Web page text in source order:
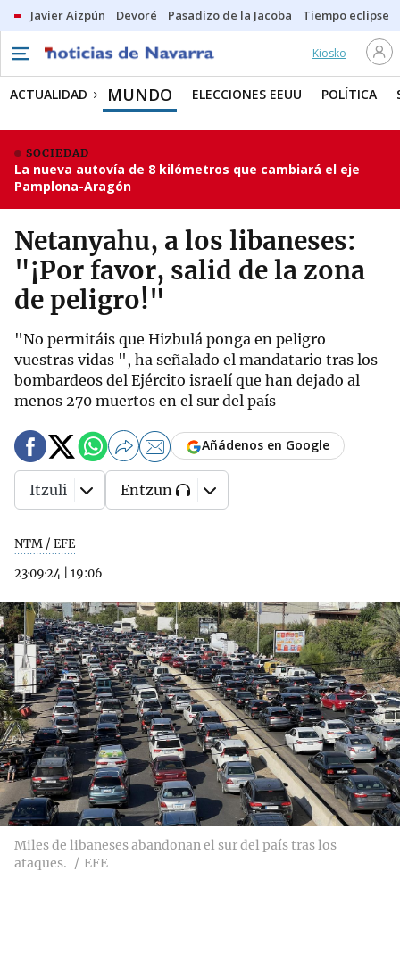
Javier Aizpún Devoré Pasadizo de la Jacoba Tiempo eclipse
Kiosko
ACTUALIDAD MUNDO ELECCIONES EEUU POLÍTICA
SOCIEDAD
La nueva autovía de 8 kilómetros que cambiará el eje
Pamplona-Aragón
Netanyahu, a los libaneses:
"¡Por favor, salid de la zona
de peligro!"
"No permitáis que Hizbulá ponga en peligro
vuestras vidas ", ha señalado el mandatario tras los
bombardeos del Ejército israelí que han dejado al
menos 270 muertos en el sur del país
NTM / EFE
23·09·24
19:06
Añádenos en Google
Itzuli Entzun
Miles de libaneses abandonan el sur del país tras los
ataques.
EFE